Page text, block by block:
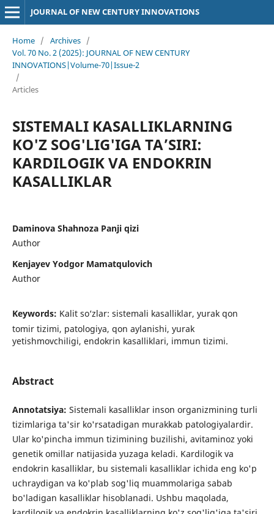
JOURNAL OF NEW CENTURY INNOVATIONS
Home / Archives /
Vol. 70 No. 2 (2025): JOURNAL OF NEW CENTURY
INNOVATIONS|Volume-70|Issue-2
/
Articles
SISTEMALI KASALLIKLARNING
KO'Z SOG'LIG'IGA TAʼSIRI:
KARDILOGIK VA ENDOKRIN
KASALLIKLAR
Daminova Shahnoza Panji qizi
Author
Kenjayev Yodgor Mamatqulovich
Author
Keywords: Kalit so‘zlar: sistemali kasalliklar, yurak qon
tomir tizimi, patologiya, qon aylanishi, yurak
yetishmovchiligi, endokrin kasalliklari, immun tizimi.
Abstract
Annotatsiya: Sistemali kasalliklar inson organizmining turli
tizimlariga ta'sir ko'rsatadigan murakkab patologiyalardir.
Ular ko'pincha immun tizimining buzilishi, avitaminoz yoki
genetik omillar natijasida yuzaga keladi. Kardilogik va
endokrin kasalliklar, bu sistemali kasalliklar ichida eng ko'p
uchraydigan va ko'plab sog'liq muammolariga sabab
bo'ladigan kasalliklar hisoblanadi. Ushbu maqolada,